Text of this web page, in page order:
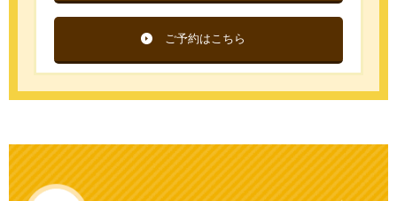
ご予約はこちら